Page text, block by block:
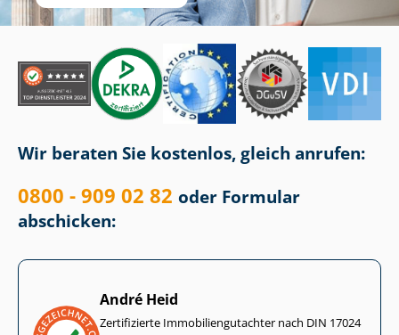
Wir beraten Sie kostenlos, gleich anrufen:
0800 - 909 02 82 oder Formular
abschicken:
André Heid
Zertifizierte Im­mo­bi­li­en­gut­ach­ter nach DIN 17024